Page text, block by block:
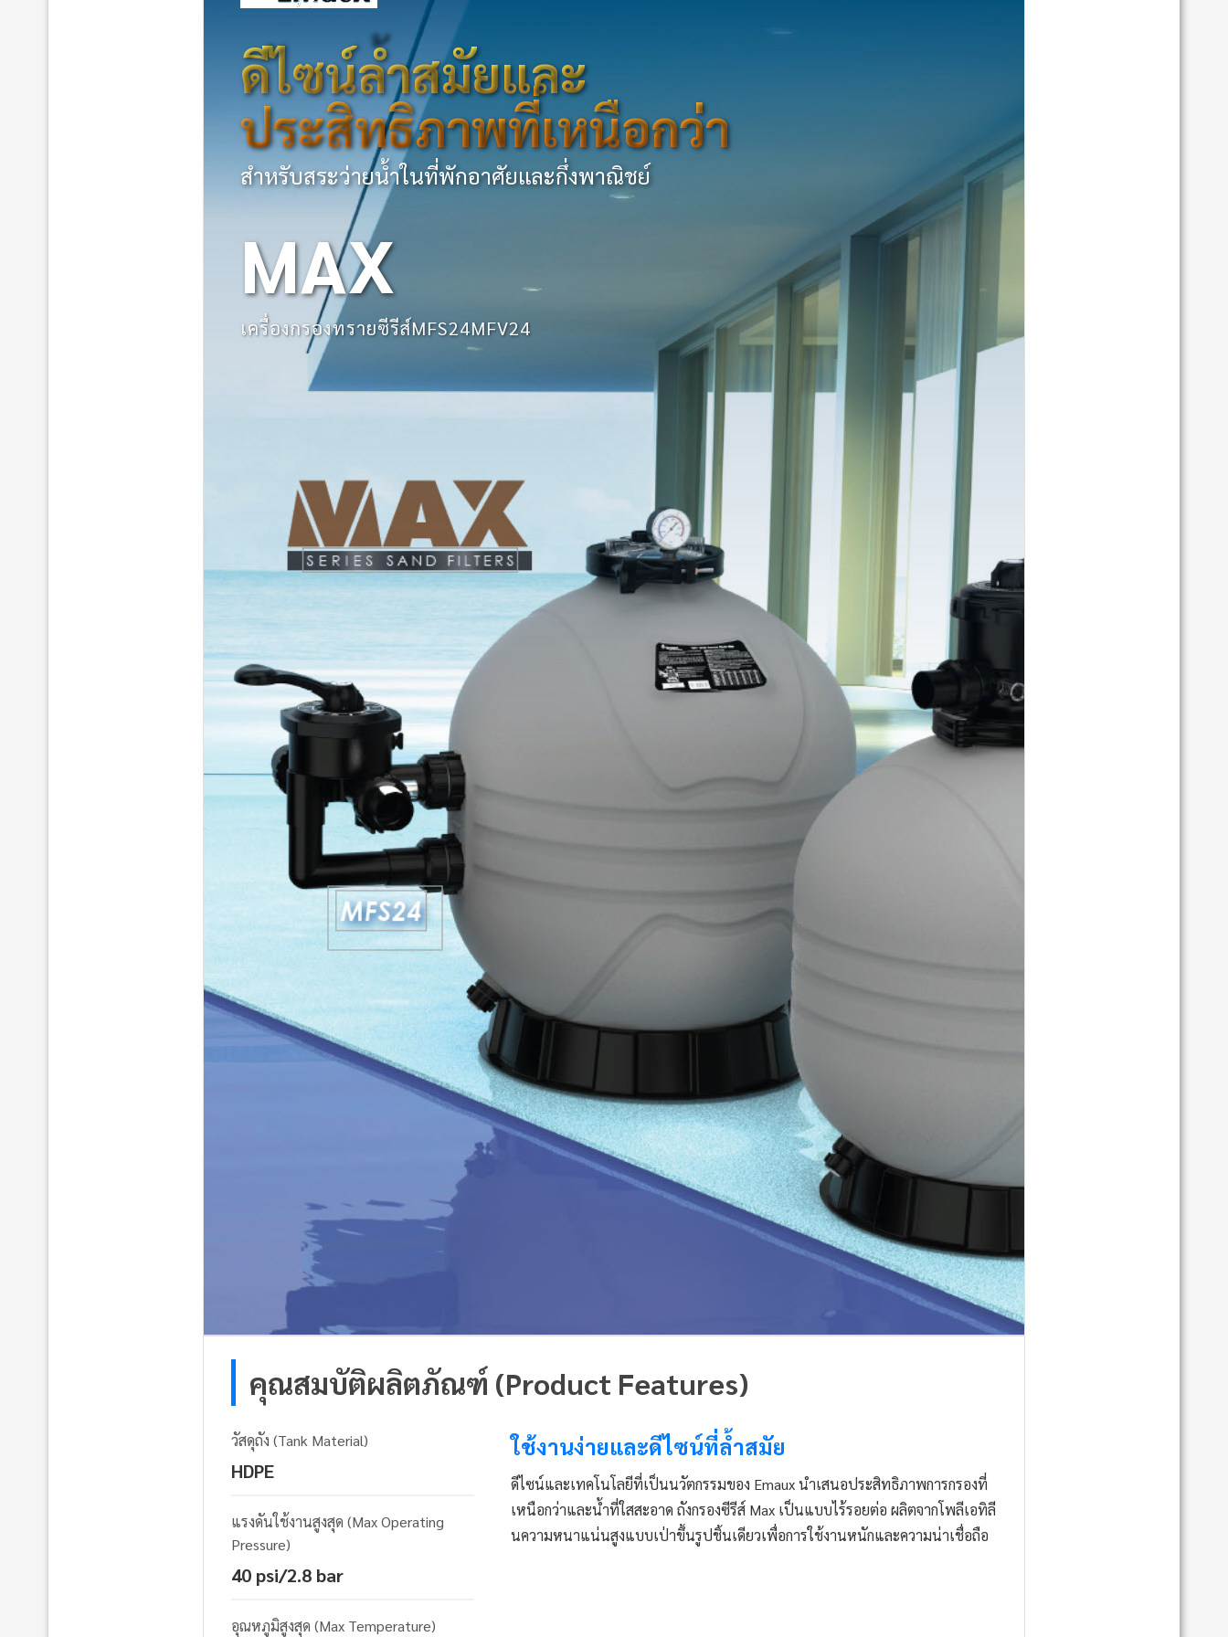
ดีไซน์ล้ำสมัยและ
ประสิทธิภาพที่เหนือกว่า
สำหรับสระว่ายน้ำในที่พักอาศัยและกึ่งพาณิชย์
MAX
เครื่องกรองทรายซีรีส์MFS24MFV24
คุณสมบัติผลิตภัณฑ์ (Product Features)
วัสดุถัง (Tank Material)
HDPE
แรงดันใช้งานสูงสุด (Max Operating
Pressure)
40 psi/2.8 bar
อุณหภูมิสูงสุด (Max Temperature)
ใช้งานง่ายและดีไซน์ที่ล้ำสมัย
ดีไซน์และเทคโนโลยีที่เป็นนวัตกรรมของ Emaux นำเสนอประสิทธิภาพการกรองที่
เหนือกว่าและน้ำที่ใสสะอาด ถังกรองซีรีส์ Max เป็นแบบไร้รอยต่อ ผลิตจากโพลีเอทิลี
นความหนาแน่นสูงแบบเป่าขึ้นรูปชิ้นเดียวเพื่อการใช้งานหนักและความน่าเชื่อถือ